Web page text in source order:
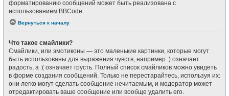
форматированию сообщений может быть реализована с
использованием BBCode.
Вернуться к началу
Что такое смайлики?
Смайлики, или эмотиконы — это маленькие картинки, которые могут
быть использованы для выражения чувств, например :) означает
радость, а :( означает грусть. Полный список смайликов можно увидеть
в форме создания сообщений. Только не перестарайтесь, используя их:
они легко могут сделать сообщение нечитаемым, и модератор может
отредактировать ваше сообщение или вообще удалить его.